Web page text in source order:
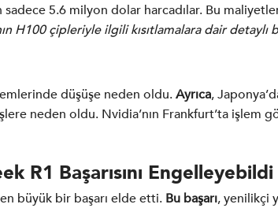
sadece 5.6 milyon dolar harcadılar. Bu
H100 çipleriyle ilgili kısıtlamalara dair detaylı
düşüşe neden oldu.Ayrıca,
neden oldu. Nvidia’nın Frankfurt’ta işlem
R1 Başarısını
büyük bir başarı elde etti. Bu başarı, yenilikçi